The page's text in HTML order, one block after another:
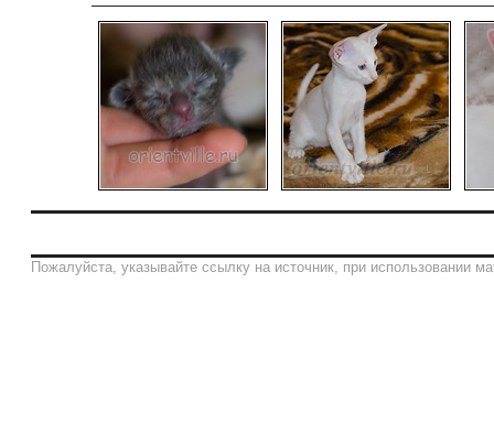
Пожалуйста, указывайте ссылку на источник, при использовании